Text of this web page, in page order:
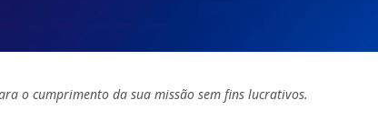
o cumprimento da sua missão sem fins lucrativos.